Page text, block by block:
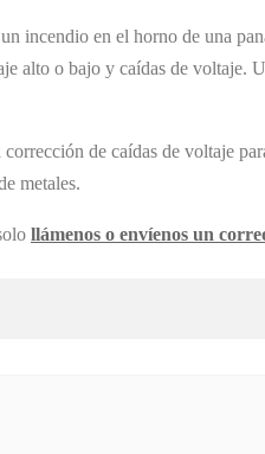
incendio en el horno de una
alto o bajo y caídas de voltaje.
de caídas de voltaje
metales.
llámenos o envíenos un